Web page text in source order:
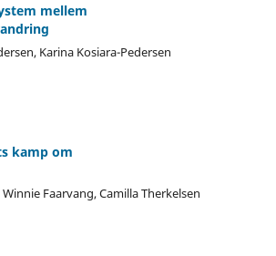
mellem
Karina Kosiara-Pedersen
kamp om
Faarvang, Camilla Therkelsen